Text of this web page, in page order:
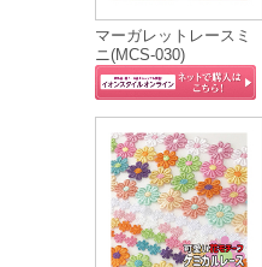
マーガレットレースミ
ニ(MCS‐030)